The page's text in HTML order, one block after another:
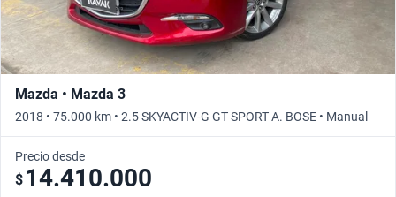
Mazda • Mazda 3
2018 • 75.000 km • 2.5 SKYACTIV-G GT SPORT A. BOSE • Manual
Precio desde
$ 14.410.000